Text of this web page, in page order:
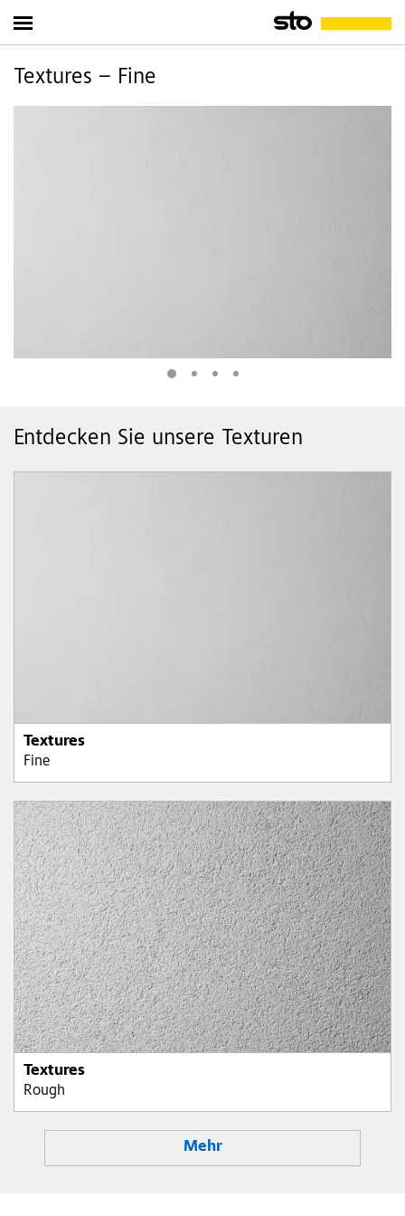
Textures – Fine
Entdecken Sie unsere Texturen
Textures
Fine
Textures
Rough
Mehr